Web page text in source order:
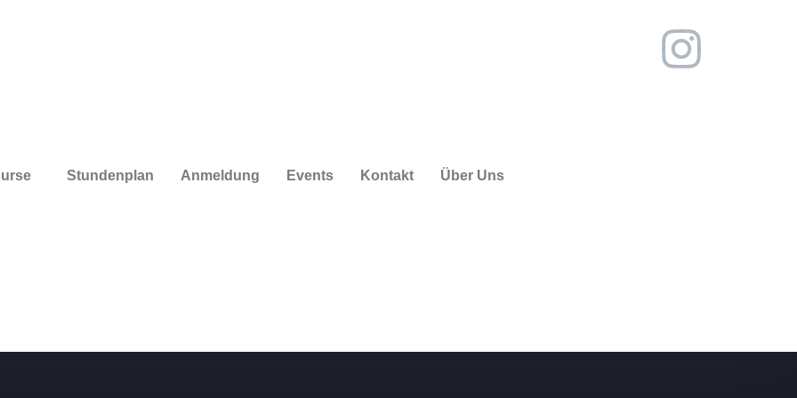
Stundenplan Anmeldung Events Kontakt Über Uns